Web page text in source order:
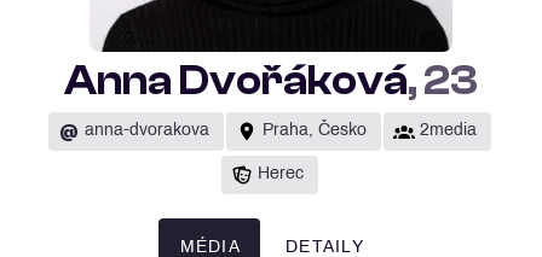
Anna Dvořáková, 23
@ anna-dvorakova Praha, Česko 2media
Herec
MÉDIA DETAILY